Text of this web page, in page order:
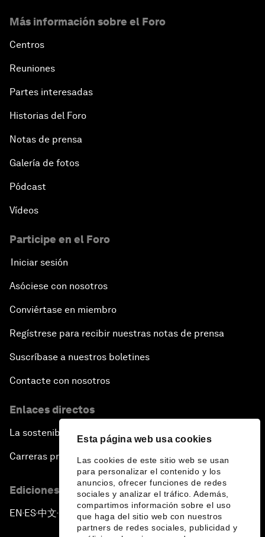
Esta página web usa cookies
Las cookies de este sitio web se usan
para personalizar el contenido y los
anuncios, ofrecer funciones de redes
sociales y analizar el tráfico. Además,
compartimos información sobre el uso
que haga del sitio web con nuestros
partners de redes sociales, publicidad y
Más información sobre el Foro
Centros
Reuniones
Partes interesadas
Historias del Foro
Notas de prensa
Galería de fotos
Pódcast
Vídeos
Participe en el Foro
Iniciar sesión
Asóciese con nosotros
Conviértase en miembro
Regístrese para recibir nuestras notas de prensa
Suscríbase a nuestros boletines
Contacte con nosotros
Enlaces directos
La sostenibilidad en el Foro
Carreras profesionales
Ediciones en otros idiomas
EN ▪ES▪中文▪ 日本語